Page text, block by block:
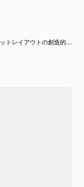
コピースペースを持つ家族の概念のフラットレイアウトの創造的な配置